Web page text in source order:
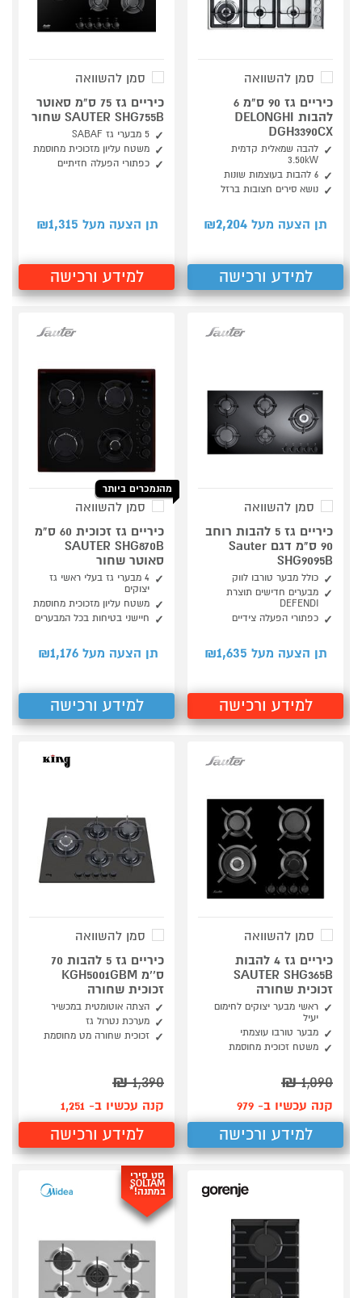
סמן להשוואה
כיריים גז 90 ס"מ 6
להבות DELONGHI
DGH3390CX
להבה שמאלית קדמית
3.50kW
6 להבות בעוצמות שונות
נושא סירים חצובות ברזל
תן הצעה מעל ₪ 2,204
למידע ורכישה
סמן להשוואה
כיריים גז 75 ס"מ סאוטר
SAUTER SHG755B שחור
5 מבערי גז SABAF
משטח עליון מזכוכית מחוסמת
כפתורי הפעלה חזיתיים
תן הצעה מעל ₪ 1,315
למידע ורכישה
סמן להשוואה
כיריים גז 5 להבות רוחב
90 ס"מ דגם Sauter
SHG9095B
כולל מבער טורבו לווק
מבערים חדישים תוצרת
DEFENDI
כפתורי הפעלה צידיים
תן הצעה מעל ₪ 1,635
למידע ורכישה
מהנמכרים ביותר
סמן להשוואה
כיריים גז זכוכית 60 ס"מ
SAUTER SHG870B
סאוטר שחור
4 מבערי גז בעלי ראשי גז
יצוקים
משטח עליון מזכוכית מחוסמת
חיישני בטיחות בכל המבערים
תן הצעה מעל ₪ 1,176
למידע ורכישה
סמן להשוואה
כיריים גז 4 להבות
SAUTER SHG365B
זכוכית שחורה
ראשי מבער יצוקים לחימום
יעיל
מבער טורבו עוצמתי
משטח זכוכית מחוסמת
1,090
₪
קנה עכשיו ב- 979
למידע ורכישה
סמן להשוואה
כיריים גז 5 להבות 70
ס‘‘מ KGH5001GBM
זכוכית שחורה
הצתה אוטומטית במכשיר
מערכת נטרול גז
זכוכית שחורה מט מחוסמת
1,390
₪
קנה עכשיו ב- 1,251
למידע ורכישה
סט סירי
SOLTAM
במתנה!*